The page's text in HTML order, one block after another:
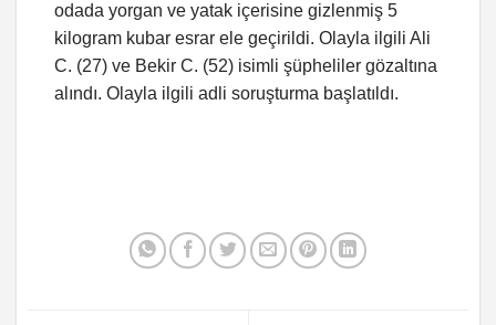
odada yorgan ve yatak içerisine gizlenmiş 5
kilogram kubar esrar ele geçirildi. Olayla ilgili Ali
C. (27) ve Bekir C. (52) isimli şüpheliler gözaltına
alındı. Olayla ilgili adli soruşturma başlatıldı.